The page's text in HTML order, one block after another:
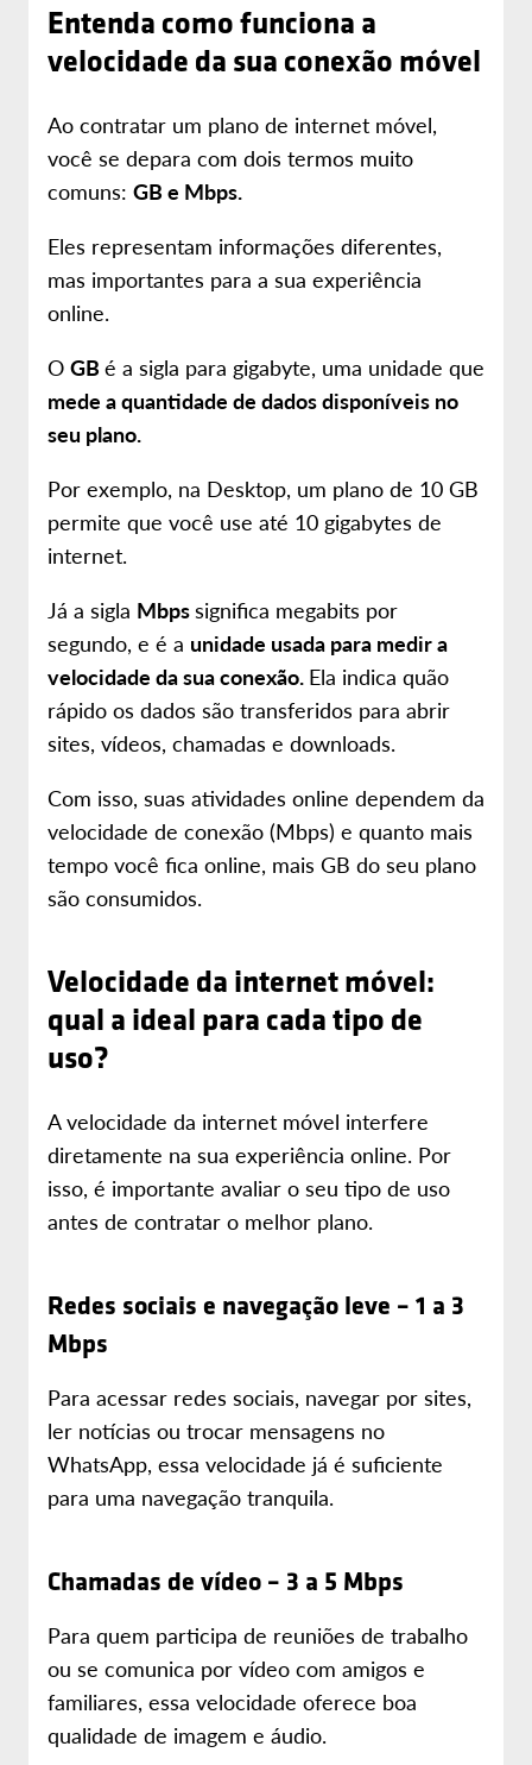
Entenda como funciona a
velocidade da sua conexão móvel
Ao contratar um plano de internet móvel,
você se depara com dois termos muito
comuns: GB e Mbps.
Eles representam informações diferentes,
mas importantes para a sua experiência
online.
O GB é a sigla para gigabyte, uma unidade que
mede a quantidade de dados disponíveis no
seu plano.
Por exemplo, na Desktop, um plano de 10 GB
permite que você use até 10 gigabytes de
internet.
Já a sigla Mbpssignifica megabits por
segundo, e é a unidade usada para medir a
velocidade da sua conexão. Ela indica quão
rápido os dados são transferidos para abrir
sites, vídeos, chamadas e downloads.
Com isso, suas atividades online dependem da
velocidade de conexão (Mbps) e quanto mais
tempo você fica online, mais GB do seu plano
são consumidos.
Velocidade da internet móvel:
qual a ideal para cada tipo de
uso?
A velocidade da internet móvel interfere
diretamente na sua experiência online. Por
isso, é importante avaliar o seu tipo de uso
antes de contratar o melhor plano.
Redes sociais e navegação leve – 1 a 3
Mbps
Para acessar redes sociais, navegar por sites,
ler notícias ou trocar mensagens no
WhatsApp, essa velocidade já é suficiente
para uma navegação tranquila.
Chamadas de vídeo – 3 a 5 Mbps
Para quem participa de reuniões de trabalho
ou se comunica por vídeo com amigos e
familiares, essa velocidade oferece boa
qualidade de imagem e áudio.